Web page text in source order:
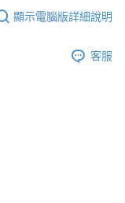
顯示電腦版詳細說明
客服